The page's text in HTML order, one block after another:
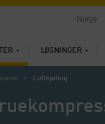
LØSNINGER
Norge
Luftkjøling